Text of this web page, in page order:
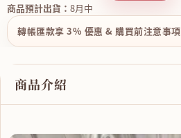
商品預計出貨： 8月中
轉帳匯款享 3% 優惠 & 購買前注意事項
商品介紹